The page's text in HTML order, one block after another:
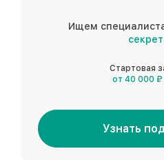
Ищем
Стартовая
от 40 000 ₽
Узнать